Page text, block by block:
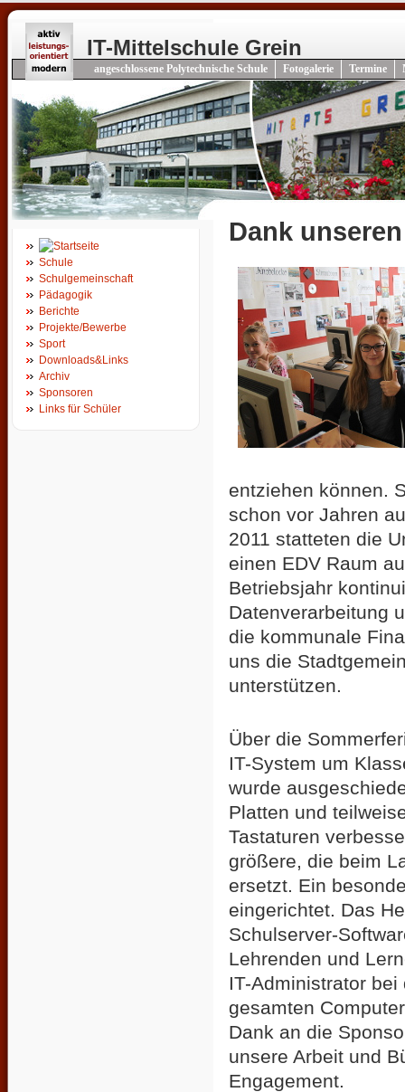
IT-Mittelschule Grein
angeschlossene Polytechnische Schule Fotogalerie Termine
Schule
Schulgemeinschaft
Pädagogik
Berichte
Projekte/Bewerbe
Sport
Downloads&Links
Archiv
Sponsoren
Links für Schüler
Dank
entziehen können.
schon vor Jahren
2011 statteten die
einen EDV Raum
Betriebsjahr
Datenverarbeitung
die kommunale
uns die
unterstützen.
Über die
IT-System um
wurde
Platten und
Tastaturen
größere, die beim
ersetzt. Ein
eingerichtet. Das
Schulserver-
Lehrenden und
IT-Administrator
gesamten
Dank an die
unsere Arbeit und
Engagement.